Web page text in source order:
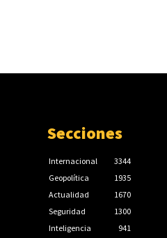
Secciones
Internacional
3344
Geopolítica
1935
Actualidad
1670
Seguridad
1300
Inteligencia
941